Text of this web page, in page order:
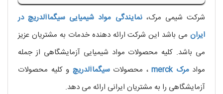
شرکت شیمی مرک،نمایندگی مواد شیمیایی سیگماآلدریچ در
ایران می باشد این شرکت ارائه دهنده خدمات به مشتریان عزیز
می باشد. کلیه محصولات مواد شیمیایی آزمایشگاهی از جمله
مواد مرک merck ، محصولاتسیگماآلدریچ و کلیه محصولات
آزمایشگاهی را به مشتریان ایرانی ارائه می دهد.